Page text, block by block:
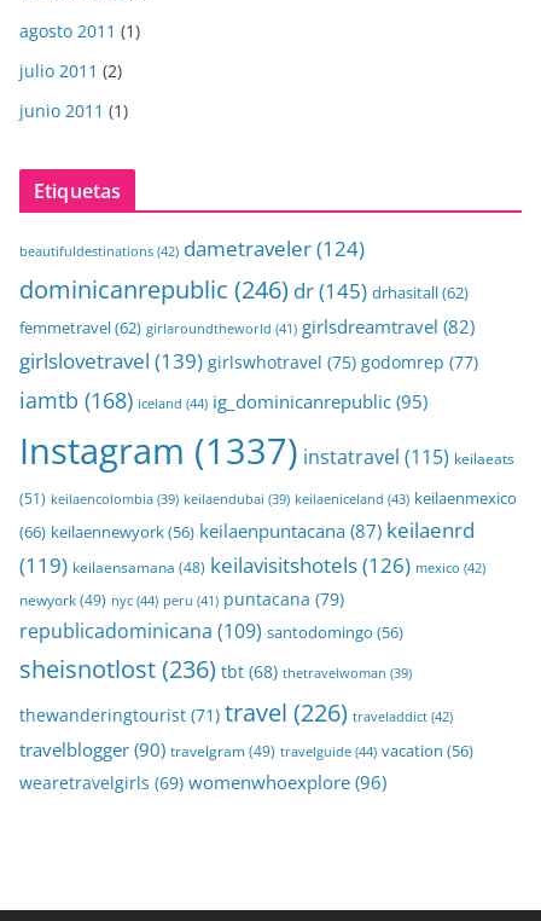
agosto 2011 (1)
julio 2011 (2)
junio 2011 (1)
Etiquetas
beautifuldestinations (42) dametraveler(124)
dominicanrepublic (246) dr(145) drhasitall(62)
femmetravel(62) girlaroundtheworld (41) girlsdreamtravel (82)
girlslovetravel (139) girlswhotravel (75) godomrep (77)
iamtb (168) iceland (44) ig_dominicanrepublic (95)
Instagram (1337) instatravel (115) keilaeats
(51) keilaencolombia (39) keilaendubai (39) keilaeniceland (43) keilaenmexico
(66) keilaennewyork(56) keilaenpuntacana (87) keilaenrd
(119) keilaensamana (48) keilavisitshotels(126) mexico (42)
newyork(49) nyc (44) peru (41) puntacana (79)
republicadominicana (109) santodomingo (56)
sheisnotlost(236) tbt (68) thetravelwoman (39)
thewanderingtourist (71) travel (226) traveladdict (42)
travelblogger (90) travelgram(49) travelguide (44) vacation (56)
wearetravelgirls (69) womenwhoexplore(96)